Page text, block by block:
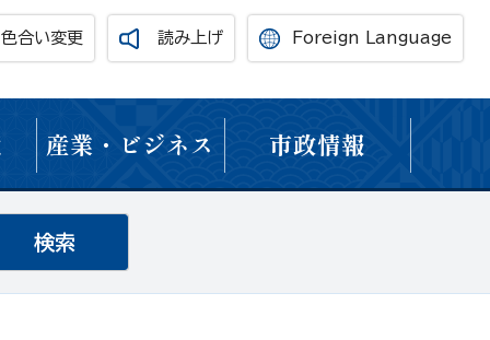
色合い変更 読み上げ Foreign Language
産業・ビジネス 市政情報